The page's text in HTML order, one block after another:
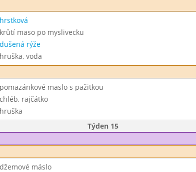
hrstková
krůtí maso po myslivecku
dušená rýže
hruška, voda
pomazánkové maslo s pažitkou
chléb, rajčátko
hruška
Týden 15
džemové máslo